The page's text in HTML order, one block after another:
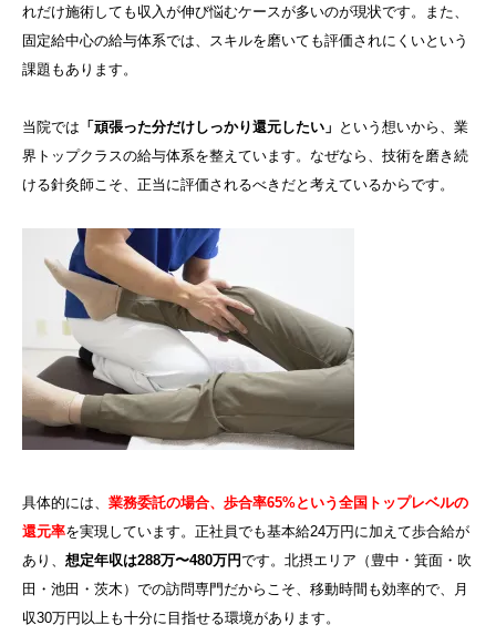
れだけ施術しても収入が伸び悩むケースが多いのが現状です。また、
固定給中心の給与体系では、スキルを磨いても評価されにくいという
課題もあります。
当院では 「頑張った分だけしっかり還元したい」 という想いから、業
界トップクラスの給与体系を整えています。なぜなら、技術を磨き続
ける針灸師こそ、正当に評価されるべきだと考えているからです。
具体的には、 業務委託の場合、歩合率65%という全国トップレベルの
還元率を実現しています。正社員でも基本給24万円に加えて歩合給が
あり、 想定年収は288万〜480万円です。北摂エリア（豊中・箕面・吹
田・池田・茨木）での訪問専門だからこそ、移動時間も効率的で、月
収30万円以上も十分に目指せる環境があります。